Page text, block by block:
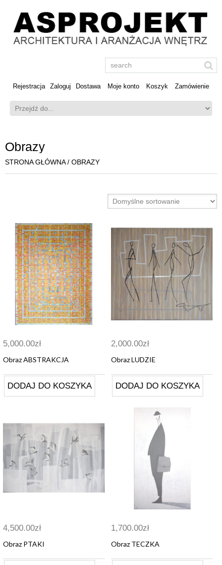
Rejestracja Zaloguj Dostawa Moje konto Koszyk Zamówienie
Obrazy
STRONA GŁÓWNA/ OBRAZY
5,000.00zł
Obraz ABSTRAKCJA
DODAJ DO KOSZYKA
2,000.00zł
Obraz LUDZIE
DODAJ DO KOSZYKA
4,500.00zł
Obraz PTAKI
1,700.00zł
Obraz TECZKA